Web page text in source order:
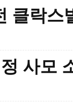
클락스
사모